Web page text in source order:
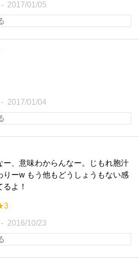
2017/01/05
2017/01/04
ー、意味わからんなー。じもれ胞汁
りーw もう他もどうしょうもない感
よ！
2016/10/23